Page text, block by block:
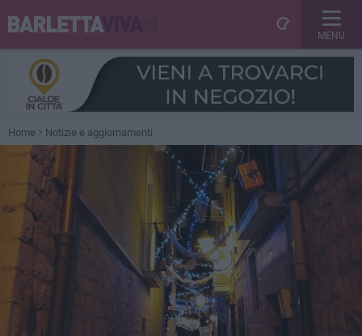
MENU
Home Notizie e aggiornamenti